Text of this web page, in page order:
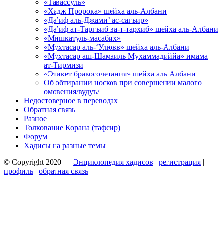
«Тавассуль»
«Хадж Пророка» шейха аль-Албани
«Да’иф аль-Джами’ ас-сагъир»
«Да’иф ат-Таргъиб ва-т-тархиб» шейха аль-Албани
«Мишкатуль-масабих»
«Мухтасар аль-‘Улювв» шейха аль-Албани
«Мухтасар аш-Шамаиль Мухаммадиййа» имама
ат-Тирмизи
«Этикет бракосочетания» шейха аль-Албани
Об обтирании носков при совершении малого
омовения/вудуъ/
Недостоверное в переводах
Обратная связь
Разное
Толкование Корана (тафсир)
Форум
Хадисы на разные темы
© Copyright 2020 — Энциклопедия хадисов | регистрация |
профиль | обратная связь